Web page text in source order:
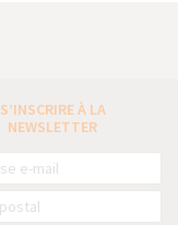
S’INSCRIRE À LA
NEWSLETTER